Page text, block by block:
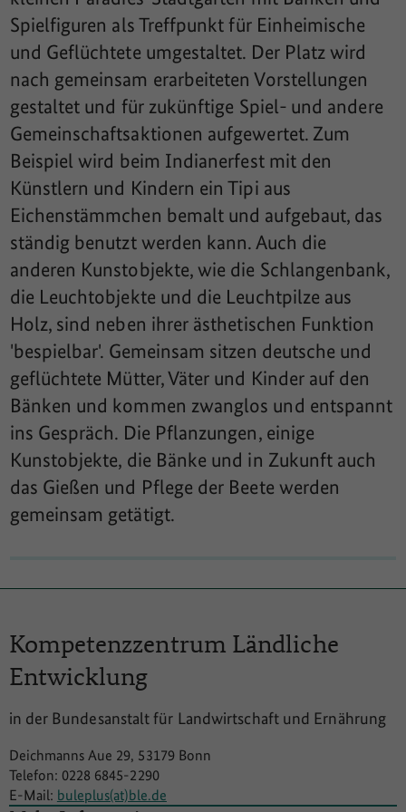
Spielfiguren als Treffpunkt für Einheimische
und Geflüchtete umgestaltet. Der Platz wird
nach gemeinsam erarbeiteten Vorstellungen
gestaltet und für zukünftige Spiel- und andere
Gemeinschaftsaktionen aufgewertet. Zum
Beispiel wird beim Indianerfest mit den
Künstlern und Kindern ein Tipi aus
Eichenstämmchen bemalt und aufgebaut, das
ständig benutzt werden kann. Auch die
anderen Kunstobjekte, wie die Schlangenbank,
die Leuchtobjekte und die Leuchtpilze aus
Holz, sind neben ihrer ästhetischen Funktion
'bespielbar'. Gemeinsam sitzen deutsche und
geflüchtete Mütter, Väter und Kinder auf den
Bänken und kommen zwanglos und entspannt
ins Gespräch. Die Pflanzungen, einige
Kunstobjekte, die Bänke und in Zukunft auch
das Gießen und Pflege der Beete werden
gemeinsam getätigt.
Kompetenzzentrum Ländliche
Entwicklung
in der Bundesanstalt für Landwirtschaft und Ernährung
Deichmanns Aue 29, 53179 Bonn
Telefon: 0228 6845-2290
E-Mail: buleplus(at)ble.de